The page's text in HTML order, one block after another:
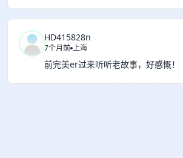
HD415828n
7个月前 上海
前完美er过来听听老故事，好感慨！